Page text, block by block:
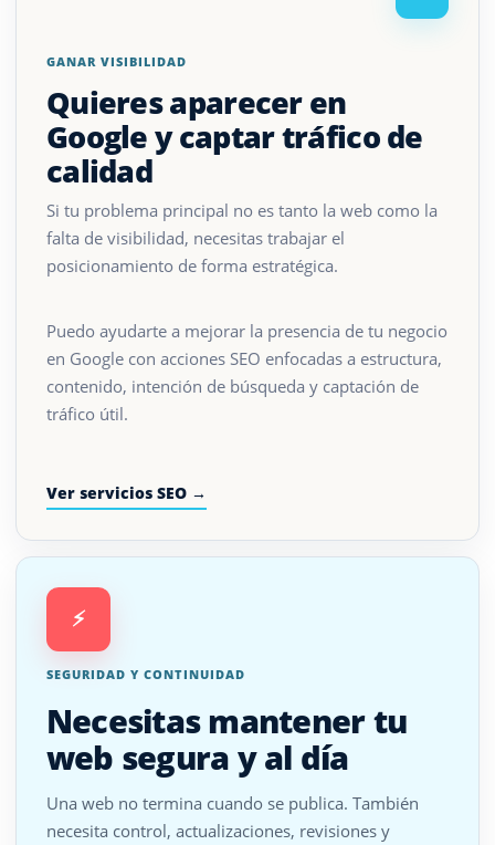
GANAR VISIBILIDAD
Quieres aparecer en
Google y captar tráfico de
calidad
Si tu problema principal no es tanto la web como la
falta de visibilidad, necesitas trabajar el
posicionamiento de forma estratégica.
Puedo ayudarte a mejorar la presencia de tu negocio
en Google con acciones SEO enfocadas a estructura,
contenido, intención de búsqueda y captación de
tráfico útil.
Ver servicios SEO →
⚡
SEGURIDAD Y CONTINUIDAD
Necesitas mantener tu
web segura y al día
Una web no termina cuando se publica. También
necesita control, actualizaciones, revisiones y